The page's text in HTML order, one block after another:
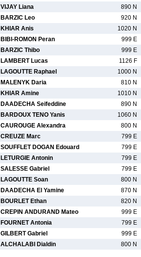
VIJAY Liana
890 N
BARZIC Leo
920 N
KHIAR Anis
1020 N
BIBI-ROMON Peran
999 E
BARZIC Thibo
999 E
LAMBERT Lucas
1126 F
LAGOUTTE Raphael
1000 N
MALENYK Daria
810 N
KHIAR Amine
1010 N
DAADECHA Seifeddine
890 N
BARDOUX TENO Yanis
1060 N
CAUROUGE Alexandra
800 N
CREUZE Marc
799 E
SOUFFLET DOGAN Edouard
799 E
LETURGIE Antonin
799 E
SALESSE Gabriel
799 E
LAGOUTTE Soan
800 N
DAADECHA El Yamine
870 N
BOURLET Ethan
820 N
CREPIN ANDURAND Mateo
999 E
FOURNET Antonia
799 E
GILBERT Gabriel
999 E
ALCHALABI Dialdin 800 N